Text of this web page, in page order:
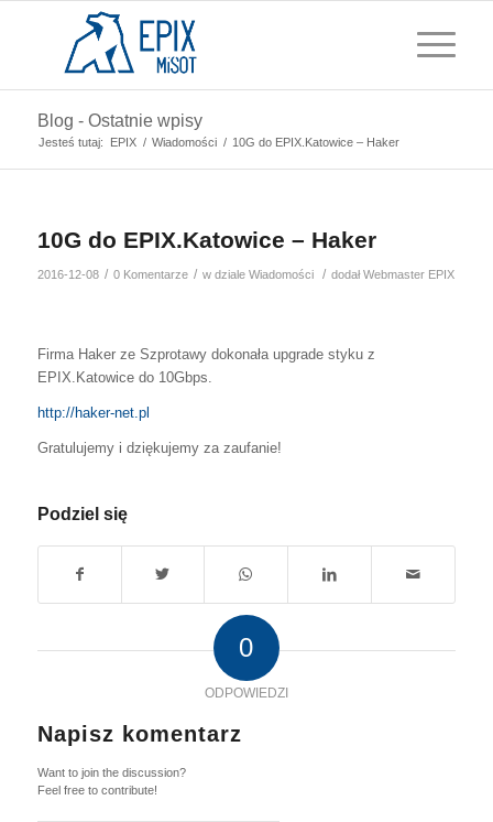
Blog - Ostatnie wpisy
Jesteś tutaj: EPIX / Wiadomości / 10G do EPIX.Katowice – Haker
10G do EPIX.Katowice – Haker
2016-12-08 / 0 Komentarze / w dziale Wiadomości / dodałWebmaster EPIX
Firma Haker ze Szprotawy dokonała upgrade styku z
EPIX.Katowice do 10Gbps.
http://haker-net.pl
Gratulujemy i dziękujemy za zaufanie!
Podziel się
0
ODPOWIEDZI
Napisz komentarz
Want to join the discussion?
Feel free to contribute!